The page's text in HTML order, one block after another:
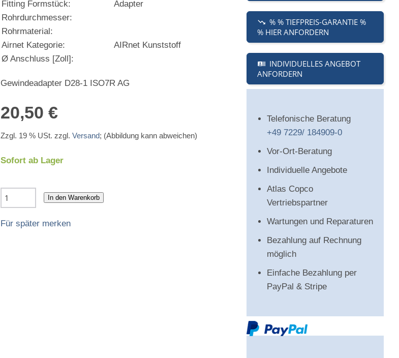
Fitting Formstück:
Adapter
Rohrdurchmesser:
Rohrmaterial:
Airnet Kategorie:
AIRnet Kunststoff
Ø Anschluss [Zoll]:
Gewindeadapter D28-1 ISO7R AG
20,50 €
Zzgl. 19 % USt. zzgl. Versand; (Abbildung kann abweichen)
Sofort ab Lager
In den Warenkorb
Für später merken
% % TIEFPREIS-GARANTIE %
% HIER ANFORDERN
INDIVIDUELLES ANGEBOT
ANFORDERN
Telefonische Beratung
+49 7229/ 184909-0
Vor-Ort-Beratung
Individuelle Angebote
Atlas Copco
Vertriebspartner
Wartungen und Reparaturen
Bezahlung auf Rechnung
möglich
Einfache Bezahlung per
PayPal & Stripe